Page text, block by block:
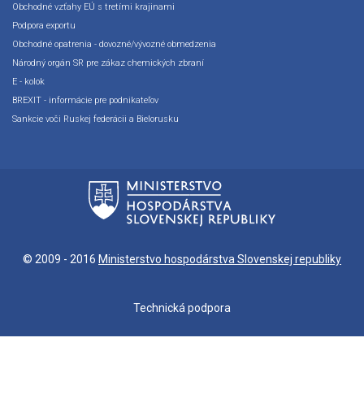
Obchodné vzťahy EÚ s tretími krajinami
Podpora exportu
Obchodné opatrenia - dovozné/vývozné obmedzenia
Národný orgán SR pre zákaz chemických zbraní
E - kolok
BREXIT - informácie pre podnikateľov
Sankcie voči Ruskej federácii a Bielorusku
© 2009 - 2016 Ministerstvo hospodárstva Slovenskej republiky
Technická podpora